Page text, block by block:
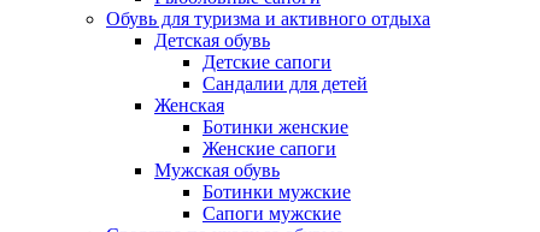
Обувь для туризма и активного отдыха
Детская обувь
Детские сапоги
Сандалии для детей
Женская
Ботинки женские
Женские сапоги
Мужская обувь
Ботинки мужские
Сапоги мужские